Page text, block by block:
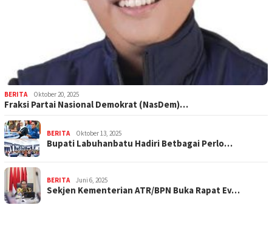
BERITA Oktober 20, 2025
Fraksi Partai Nasional Demokrat (NasDem)…
BERITA Oktober 13, 2025
Bupati Labuhanbatu Hadiri Betbagai Perlo…
BERITA Juni 6, 2025
Sekjen Kementerian ATR/BPN Buka Rapat Ev…